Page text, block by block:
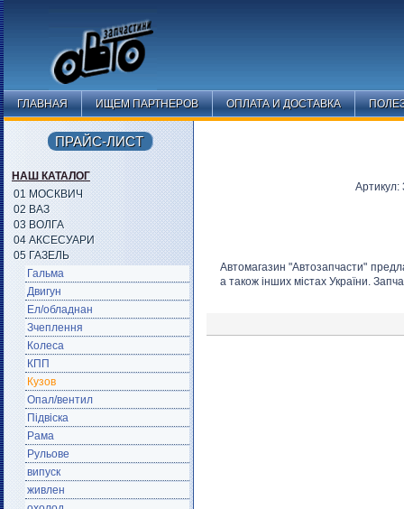
ГЛАВНАЯ ИЩЕМ ПАРТНЕРОВ ОПЛАТА И ДОСТАВКА
Автомагазин "Автозапчасти"
а також інших містах України.
ПРАЙС-ЛИСТ
НАШ КАТАЛОГ
01 МОСКВИЧ
02 ВАЗ
03 ВОЛГА
04 АКСЕСУАРИ
05 ГАЗЕЛЬ
Гальма
Двигун
Ел/обладнан
Зчеплення
Колеса
КПП
Кузов
Опал/вентил
Підвіска
Рама
Рульове
випуск
живлен